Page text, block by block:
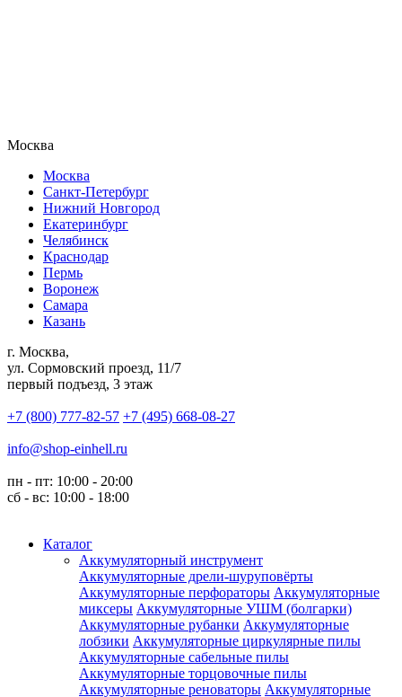
Москва
Москва
Санкт-Петербург
Нижний Новгород
Екатеринбург
Челябинск
Краснодар
Пермь
Воронеж
Самара
Казань
г. Москва,
ул. Сормовский проезд, 11/7
первый подъезд, 3 этаж
+7 (800) 777-82-57 +7 (495) 668-08-27
info@shop-einhell.ru
пн - пт: 10:00 - 20:00
сб - вс: 10:00 - 18:00
Каталог
Аккумуляторный инструмент
Аккумуляторные дрели-шуруповёрты
Аккумуляторные перфораторы Аккумуляторные
миксеры Аккумуляторные УШМ (болгарки)
Аккумуляторные рубанки Аккумуляторные
лобзики Аккумуляторные циркулярные пилы
Аккумуляторные сабельные пилы
Аккумуляторные торцовочные пилы
Аккумуляторные реноваторы Аккумуляторные